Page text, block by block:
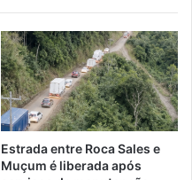
Estrada entre Roca Sales e
Muçum é liberada após